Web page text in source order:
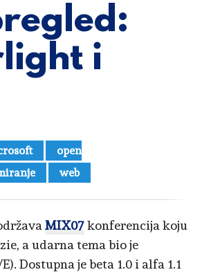
i
open
web
MIX07konferencija koju
a udarna tema bio je
Dostupna je beta 1.0 i alfa 1.1